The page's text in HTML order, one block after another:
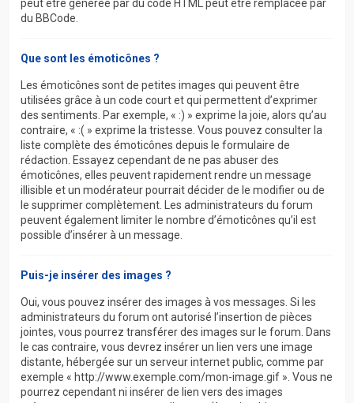
peut être générée par du code HTML peut être remplacée par
du BBCode.
Que sont les émoticônes ?
Les émoticônes sont de petites images qui peuvent être
utilisées grâce à un code court et qui permettent d’exprimer
des sentiments. Par exemple, « :) » exprime la joie, alors qu’au
contraire, « :( » exprime la tristesse. Vous pouvez consulter la
liste complète des émoticônes depuis le formulaire de
rédaction. Essayez cependant de ne pas abuser des
émoticônes, elles peuvent rapidement rendre un message
illisible et un modérateur pourrait décider de le modifier ou de
le supprimer complètement. Les administrateurs du forum
peuvent également limiter le nombre d’émoticônes qu’il est
possible d’insérer à un message.
Puis-je insérer des images ?
Oui, vous pouvez insérer des images à vos messages. Si les
administrateurs du forum ont autorisé l’insertion de pièces
jointes, vous pourrez transférer des images sur le forum. Dans
le cas contraire, vous devrez insérer un lien vers une image
distante, hébergée sur un serveur internet public, comme par
exemple « http://www.exemple.com/mon-image.gif ». Vous ne
pourrez cependant ni insérer de lien vers des images